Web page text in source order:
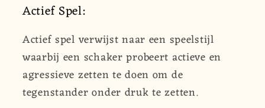
Actief Spel:
Actief spel verwijst naar een speelstijl
waarbij een schaker probeert actieve en
agressieve zetten te doen om de
tegenstander onder druk te zetten.